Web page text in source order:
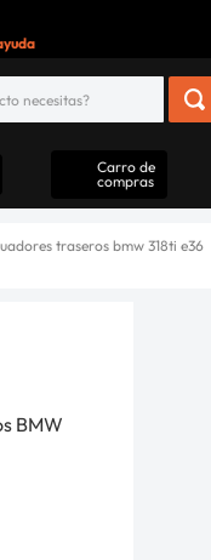
Carro de
compras
traseros bmw 318ti e36
BMW